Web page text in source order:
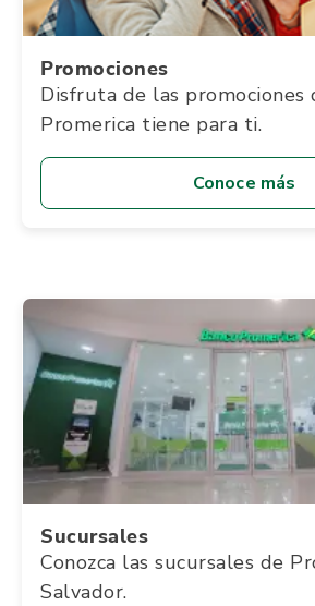
Promociones
Disfruta de las promociones
Promerica tiene para ti.
Conoce más
Sucursales
Conozca las sucursales de
Salvador.